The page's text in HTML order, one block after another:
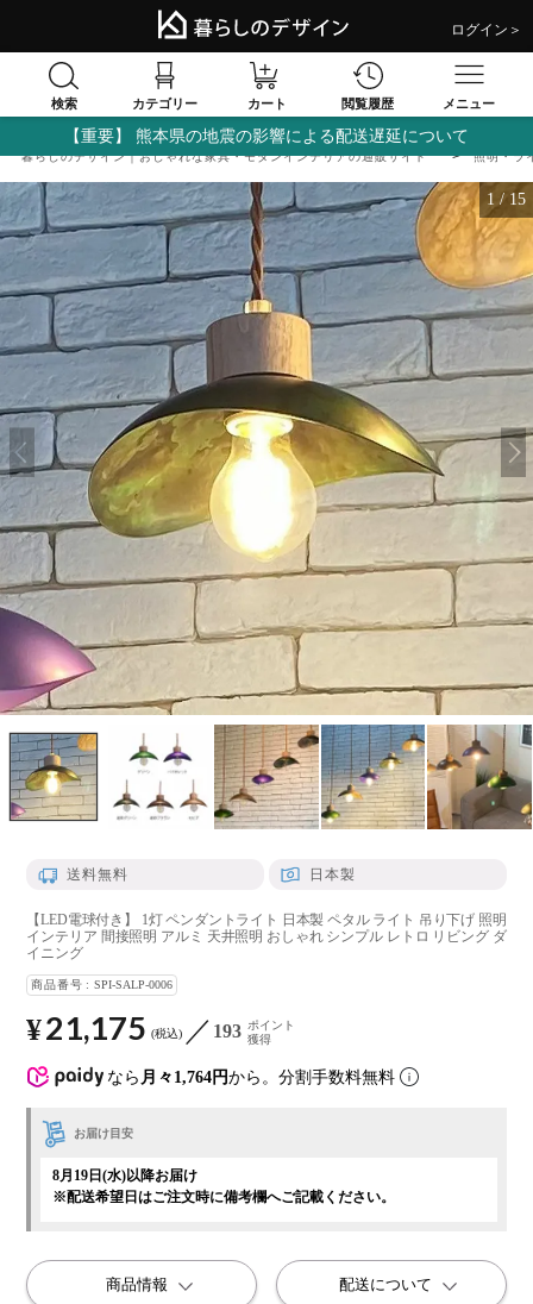
ログイン＞
検索 カテゴリー カート 閲覧履歴 メニュー
【重要】 熊本県の地震の影響による配送遅延について
暮らしのデザイン｜おしゃれな家具・モダンインテリアの通販サイト 照明・ラ
1 / 15
送料無料 日本製
【LED電球付き】 1灯 ペンダントライト 日本製 ペタル ライト 吊り下げ 照明
インテリア 間接照明 アルミ 天井照明 おしゃれ シンプル レトロ リビング ダ
イニング
商品番号 SPI-SALP-0006
なら 月々1,764円から。分割手数料無料
¥21,175 税込 193 ポイント
獲得
お届け目安
8月19日(水)以降お届け
※配送希望日はご注文時に備考欄へご記載ください。
商品情報 配送について